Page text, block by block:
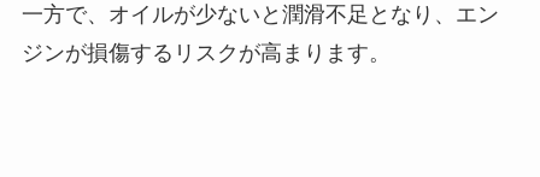
一方で、オイルが少ないと潤滑不足となり、エン
ジンが損傷するリスクが高まります。